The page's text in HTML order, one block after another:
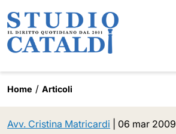
Home Articoli
Avv. Cristina Matricardi 06 mar 2009